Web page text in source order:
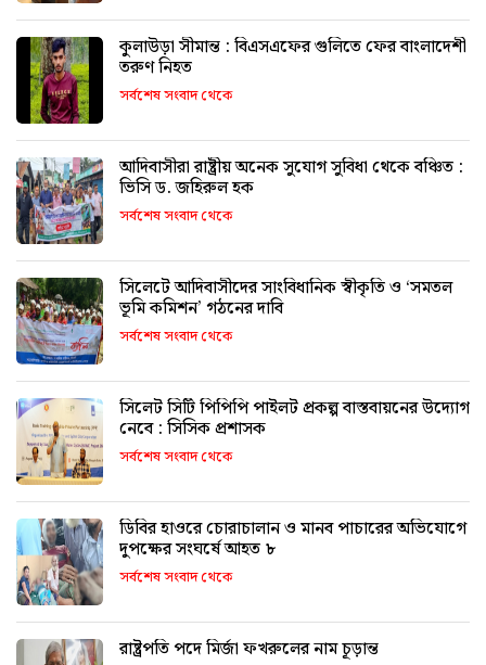
কুলাউড়া সীমান্ত : বিএসএফের গুলিতে ফের বাংলাদেশী
তরুণ নিহত
সর্বশেষ সংবাদ থেকে
আদিবাসীরা রাষ্ট্রীয় অনেক সুযোগ সুবিধা থেকে বঞ্চিত :
ভিসি ড. জহিরুল হক
সর্বশেষ সংবাদ থেকে
সিলেটে আদিবাসীদের সাংবিধানিক স্বীকৃতি ও ‘সমতল
ভূমি কমিশন’ গঠনের দাবি
সর্বশেষ সংবাদ থেকে
সিলেট সিটি পিপিপি পাইলট প্রকল্প বাস্তবায়নের উদ্যোগ
নেবে : সিসিক প্রশাসক
সর্বশেষ সংবাদ থেকে
ডিবির হাওরে চোরাচালান ও মানব পাচারের অভিযোগে
দুপক্ষের সংঘর্ষে আহত ৮
সর্বশেষ সংবাদ থেকে
রাষ্ট্রপতি পদে মির্জা ফখরুলের নাম চূড়ান্ত